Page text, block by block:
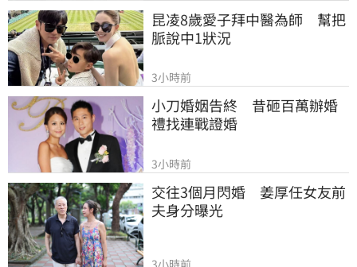
昆凌8歲愛子拜中醫為師　幫把
脈說中1狀況
3小時前
小刀婚姻告終　昔砸百萬辦婚
禮找連戰證婚
3小時前
交往3個月閃婚　姜厚任女友前
夫身分曝光